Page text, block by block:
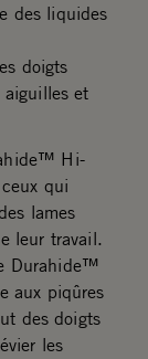
des liquides
doigts
et
Hi-
qui
lames
leur travail.
Durahide™
aux piqûres
des doigts
les